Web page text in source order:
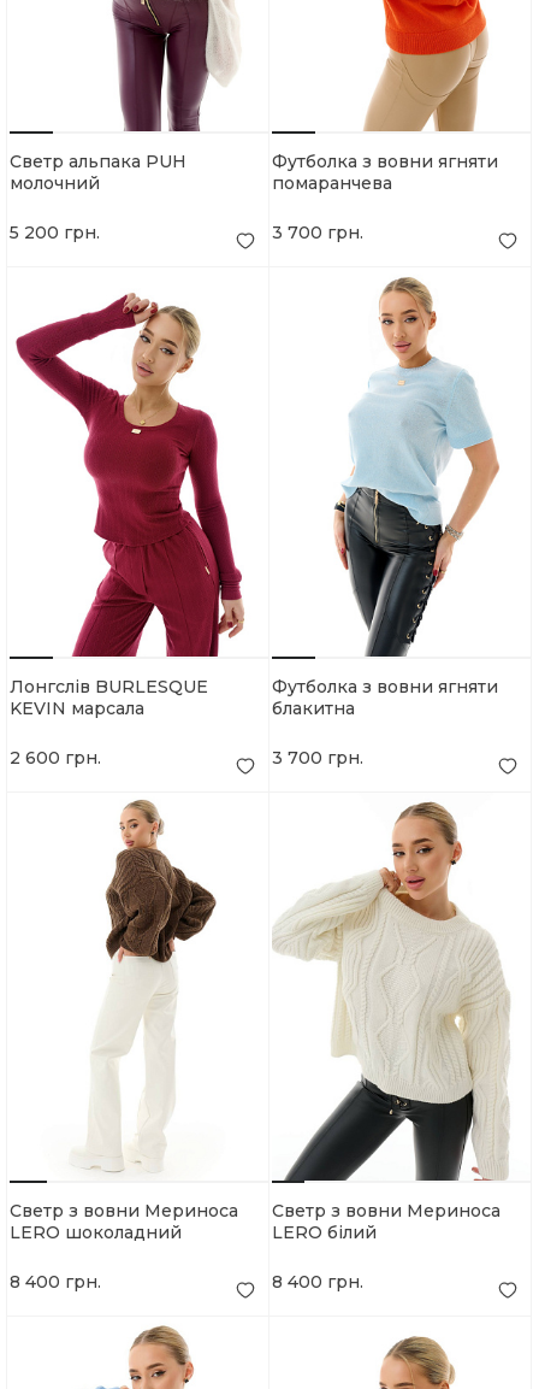
Светр альпака PUH
молочний
5 200 грн.
Футболка з вовни ягняти
помаранчева
3 700 грн.
Лонгслів BURLESQUE
KEVIN марсала
2 600 грн.
Футболка з вовни ягняти
блакитна
3 700 грн.
Светр з вовни Мериноса
LERO шоколадний
8 400 грн.
Светр з вовни Мериноса
LERO білий
8 400 грн.